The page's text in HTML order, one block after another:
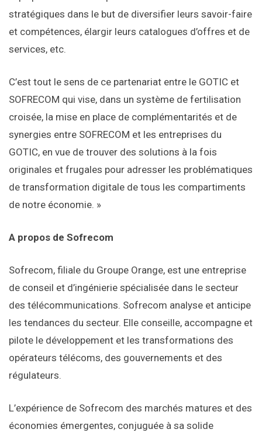
stratégiques dans le but de diversifier leurs savoir-faire
et compétences, élargir leurs catalogues d’offres et de
services, etc.
C’est tout le sens de ce partenariat entre le GOTIC et
SOFRECOM qui vise, dans un système de fertilisation
croisée, la mise en place de complémentarités et de
synergies entre SOFRECOM et les entreprises du
GOTIC, en vue de trouver des solutions à la fois
originales et frugales pour adresser les problématiques
de transformation digitale de tous les compartiments
de notre économie. »
A propos de Sofrecom
Sofrecom, filiale du Groupe Orange, est une entreprise
de conseil et d’ingénierie spécialisée dans le secteur
des télécommunications. Sofrecom analyse et anticipe
les tendances du secteur. Elle conseille, accompagne et
pilote le développement et les transformations des
opérateurs télécoms, des gouvernements et des
régulateurs.
L’expérience de Sofrecom des marchés matures et des
économies émergentes, conjuguée à sa solide